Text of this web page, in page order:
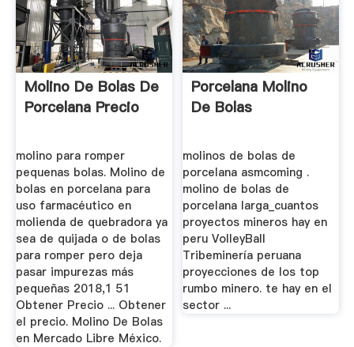
Molino De Bolas De
Porcelana Precio
molino para romper
pequenas bolas. Molino de
bolas en porcelana para
uso farmacéutico en
molienda de quebradora ya
sea de quijada o de bolas
para romper pero deja
pasar impurezas más
pequeñas 2018,1 51
Obtener Precio ... Obtener
el precio. Molino De Bolas
en Mercado Libre México.
Porcelana Molino
De Bolas
molinos de bolas de
porcelana asmcoming .
molino de bolas de
porcelana larga_cuantos
proyectos mineros hay en
peru VolleyBall
Tribeminería peruana
proyecciones de los top
rumbo minero. te hay en el
sector ...